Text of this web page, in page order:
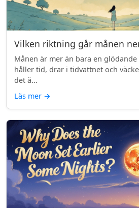
Vilken riktning går månen
Månen är mer än bara en
håller tid, drar i tidvattnet och
det ä...
Läs mer →